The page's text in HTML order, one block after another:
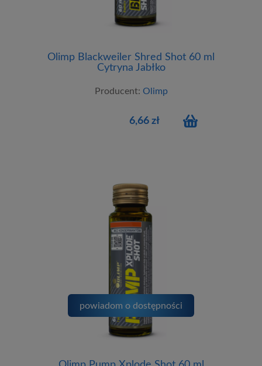
Olimp Blackweiler Shred Shot 60 ml
Cytryna Jabłko
Producent: Olimp
6,66 zł
powiadom o dostępności